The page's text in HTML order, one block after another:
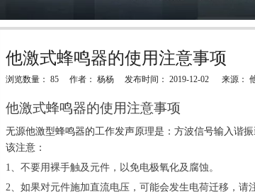
他激式蜂鸣器的使用注意事项
浏览数量： 85 作者： 杨杨 发布时间： 2019-12-02 来源：
他激式蜂鸣器的使用注意事项
无源他激型蜂鸣器的工作发声原理是：方波信号输入谐
该注意：
1、不要用裸手触及元件，以免电极氧化及 腐蚀。
2、如果对元件施加直流电压，可能会发生电荷迁移，请